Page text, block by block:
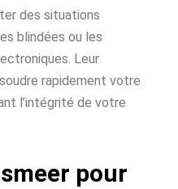
des situations
blindées ou les
Leur
rapidement votre
l’intégrité de votre
pour